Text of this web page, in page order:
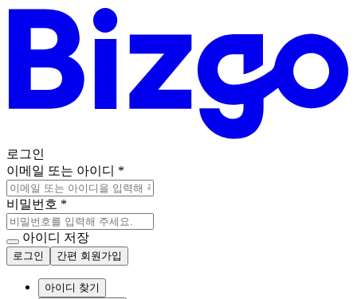
로그인
이메일 또는 아이디 *
비밀번호 *
아이디 저장
로그인 간편 회원가입
아이디 찾기